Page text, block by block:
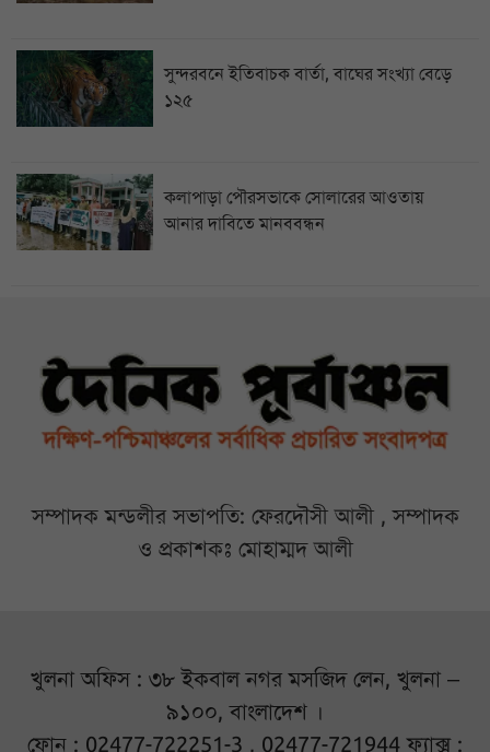
সুন্দরবনে ইতিবাচক বার্তা, বাঘের সংখ্যা বেড়ে
১২৫
কলাপাড়া পৌরসভাকে সোলারের আওতায়
আনার দাবিতে মানববন্ধন
সম্পাদক মন্ডলীর সভাপতি: ফেরদৌসী আলী , সম্পাদক
ও প্রকাশকঃ মোহাম্মদ আলী
খুলনা অফিস : ৩৮ ইকবাল নগর মসজিদ লেন, খুলনা –
৯১০০, বাংলাদেশ ।
ফোন : 02477-722251-3 , 02477-721944 ফ্যাক্স :